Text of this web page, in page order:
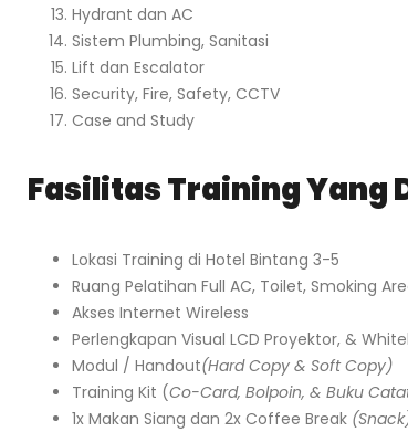
Hydrant dan AC
Sistem Plumbing, Sanitasi
Lift dan Escalator
Security, Fire, Safety, CCTV
Case and Study
Fasilitas Training Yang
Lokasi Training di Hotel Bintang 3-5
Ruang Pelatihan Full AC, Toilet, Smoking
Akses Internet Wireless
Perlengkapan Visual LCD Proyektor, &
Modul / Handout(Hard Copy & Soft Copy)
Training Kit (Co-Card, Bolpoin, & Buku
1x Makan Siang dan 2x Coffee Break